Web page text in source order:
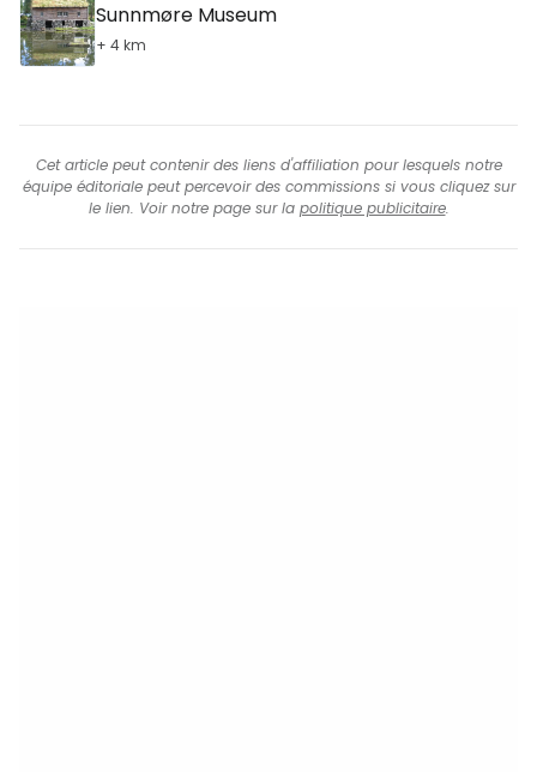
Sunnmøre Museum
+ 4 km
Cet article peut contenir des liens d'affiliation pour lesquels notre
équipe éditoriale peut percevoir des commissions si vous cliquez sur
le lien. Voir notre page sur la politique publicitaire.